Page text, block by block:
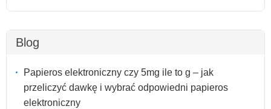
Blog
Papieros elektroniczny czy 5mg ile to g – jak
przeliczyć dawkę i wybrać odpowiedni papieros
elektroniczny